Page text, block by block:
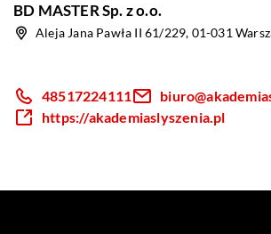
BD MASTER Sp. z o.o.
Aleja Jana Pawła II 61/229, 01-031
48517224111
https://akademiaslyszenia.pl